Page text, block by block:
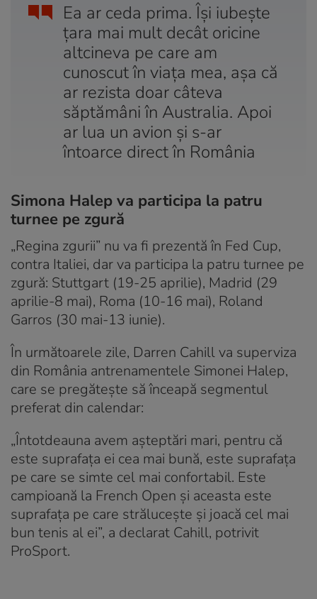
Ea ar ceda prima. Îşi iubeşte
ţara mai mult decât oricine
altcineva pe care am
cunoscut în viaţa mea, aşa că
ar rezista doar câteva
săptămâni în Australia. Apoi
ar lua un avion și s-ar
întoarce direct în România
Simona Halep va participa la patru
turnee pe zgură
„Regina zgurii” nu va fi prezentă în Fed Cup,
contra Italiei, dar va participa la patru turnee pe
zgură: Stuttgart (19-25 aprilie), Madrid (29
aprilie-8 mai), Roma (10-16 mai), Roland
Garros (30 mai-13 iunie).
În următoarele zile, Darren Cahill va superviza
din România antrenamentele Simonei Halep,
care se pregătește să înceapă segmentul
preferat din calendar:
„Întotdeauna avem aşteptări mari, pentru că
este suprafaţa ei cea mai bună, este suprafaţa
pe care se simte cel mai confortabil. Este
campioană la French Open şi aceasta este
suprafaţa pe care străluceşte şi joacă cel mai
bun tenis al ei”, a declarat Cahill, potrivit
ProSport.